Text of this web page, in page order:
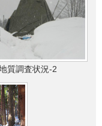
質調査状況-2